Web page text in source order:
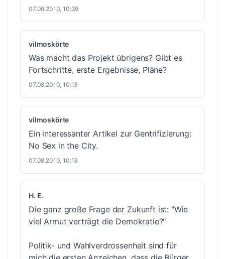
07.08.2010, 10:39
vilmoskörte
Was macht das Projekt übrigens? Gibt es
Fortschritte, erste Ergebnisse, Pläne?
07.08.2010, 10:13
vilmoskörte
Ein interessanter Artikel zur Gentrifizierung:
No Sex in the City.
07.08.2010, 10:13
H. E.
Die ganz große Frage der Zukunft ist: "Wie
viel Armut verträgt die Demokratie?"
Politik- und Wahlverdrossenheit sind für